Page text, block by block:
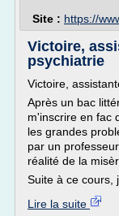
Site : https://
Victoire,
psychiatrie
Victoire,
Après un bac
m'inscrire en fac
les grandes
par un
réalité de la
Suite à ce cours,
Lire la suite